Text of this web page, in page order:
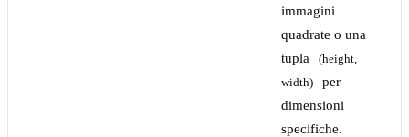
immagini
quadrate o una
tupla
(height,
width)
per
dimensioni
specifiche.